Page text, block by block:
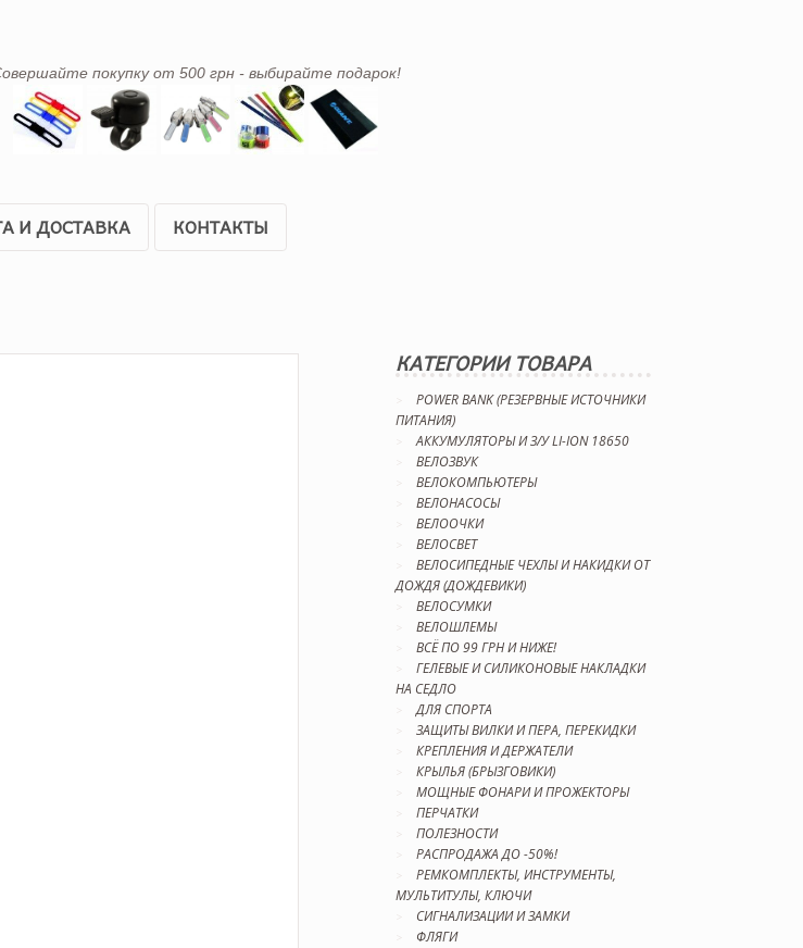
покупку от 500 грн - выбирайте подарок!
И ДОСТАВКА КОНТАКТЫ
КАТЕГОРИИ ТОВАРА
POWER BANK (РЕЗЕРВНЫЕ ИСТОЧНИКИ
ПИТАНИЯ)
АККУМУЛЯТОРЫ И З/У LI-ION 18650
ВЕЛОЗВУК
ВЕЛОКОМПЬЮТЕРЫ
ВЕЛОНАСОСЫ
ВЕЛООЧКИ
ВЕЛОСВЕТ
ВЕЛОСИПЕДНЫЕ ЧЕХЛЫ И НАКИДКИ ОТ
ДОЖДЯ (ДОЖДЕВИКИ)
ВЕЛОСУМКИ
ВЕЛОШЛЕМЫ
ВСЁ ПО 99 ГРН И НИЖЕ!
ГЕЛЕВЫЕ И СИЛИКОНОВЫЕ НАКЛАДКИ
НА СЕДЛО
ДЛЯ СПОРТА
ЗАЩИТЫ ВИЛКИ И ПЕРА, ПЕРЕКИДКИ
КРЕПЛЕНИЯ И ДЕРЖАТЕЛИ
КРЫЛЬЯ (БРЫЗГОВИКИ)
МОЩНЫЕ ФОНАРИ И ПРОЖЕКТОРЫ
ПЕРЧАТКИ
ПОЛЕЗНОСТИ
РАСПРОДАЖА ДО -50%!
РЕМКОМПЛЕКТЫ, ИНСТРУМЕНТЫ,
МУЛЬТИТУЛЫ, КЛЮЧИ
СИГНАЛИЗАЦИИ И ЗАМКИ
ФЛЯГИ